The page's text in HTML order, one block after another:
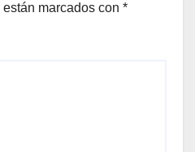
marcados con *